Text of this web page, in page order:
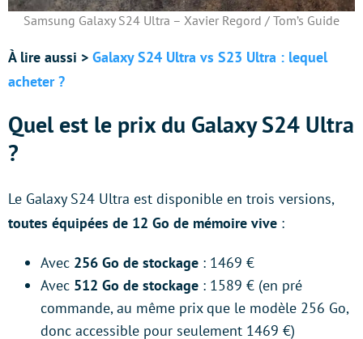
Samsung Galaxy S24 Ultra – Xavier Regord / Tom’s Guide
À lire aussi > Galaxy S24 Ultra vs S23 Ultra : lequel
acheter ?
Quel est le prix du Galaxy S24 Ultra
?
Le Galaxy S24 Ultra est disponible en trois versions,
toutes équipées de 12 Go de mémoire vive :
Avec 256 Go de stockage : 1469 €
Avec 512 Go de stockage : 1589 € (en pré
commande, au même prix que le modèle 256 Go,
donc accessible pour seulement 1469 €)